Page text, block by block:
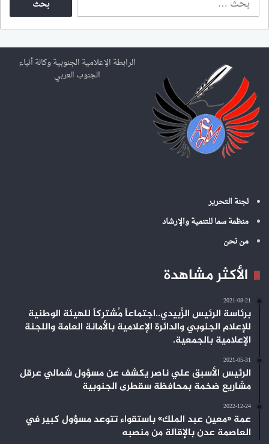
ث
ع
ن
الرابطة الإعلامية الجنوبية وكالة أنباء
الجنوب العربي
لجنة التحرير
منظمة سما للتنمية والإرشاد
من نحن
الأكثر مشاهدة
2021-08-21
برئاسة الرئيس الزُبيدي..اجتماعاً مُشتركاً للهيئة الوطنية
للإعلام الجنوبي والدائرة الإعلامية بالأمانة العامة واللجنة
الإعلامية بالجمعية.
2021-05-31
الرئيس الأسبق علي ناصر يكشف عن مسؤول شمالي عرقل
مشاريع ضخمة بمحافظة سقطرى الجنوبية
2022-12-24
عمة «معين عبد الملك» باستقواء تتوعد مسؤول كبير في
العاصمة عدن بالإقالة من منصبه